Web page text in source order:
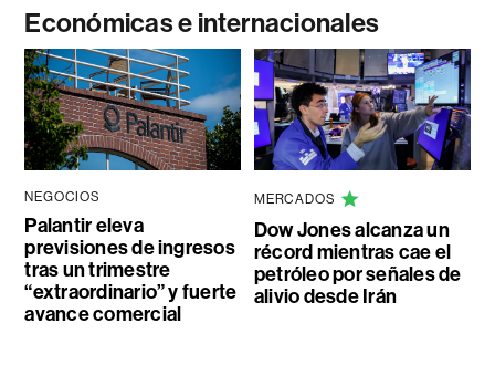
Económicas e internacionales
NEGOCIOS
Palantir eleva
previsiones de ingresos
tras un trimestre
“extraordinario” y fuerte
avance comercial
MERCADOS
Dow Jones alcanza un
récord mientras cae el
petróleo por señales de
alivio desde Irán